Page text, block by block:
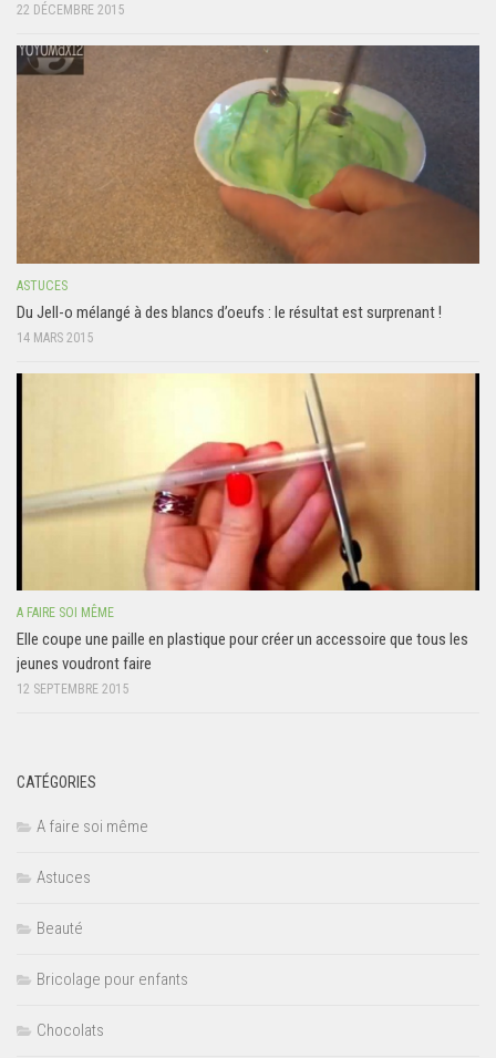
22 DÉCEMBRE 2015
ASTUCES
Du Jell-o mélangé à des blancs d’oeufs : le résultat est surprenant !
14 MARS 2015
A FAIRE SOI MÊME
Elle coupe une paille en plastique pour créer un accessoire que tous les
jeunes voudront faire
12 SEPTEMBRE 2015
CATÉGORIES
A faire soi même
Astuces
Beauté
Bricolage pour enfants
Chocolats